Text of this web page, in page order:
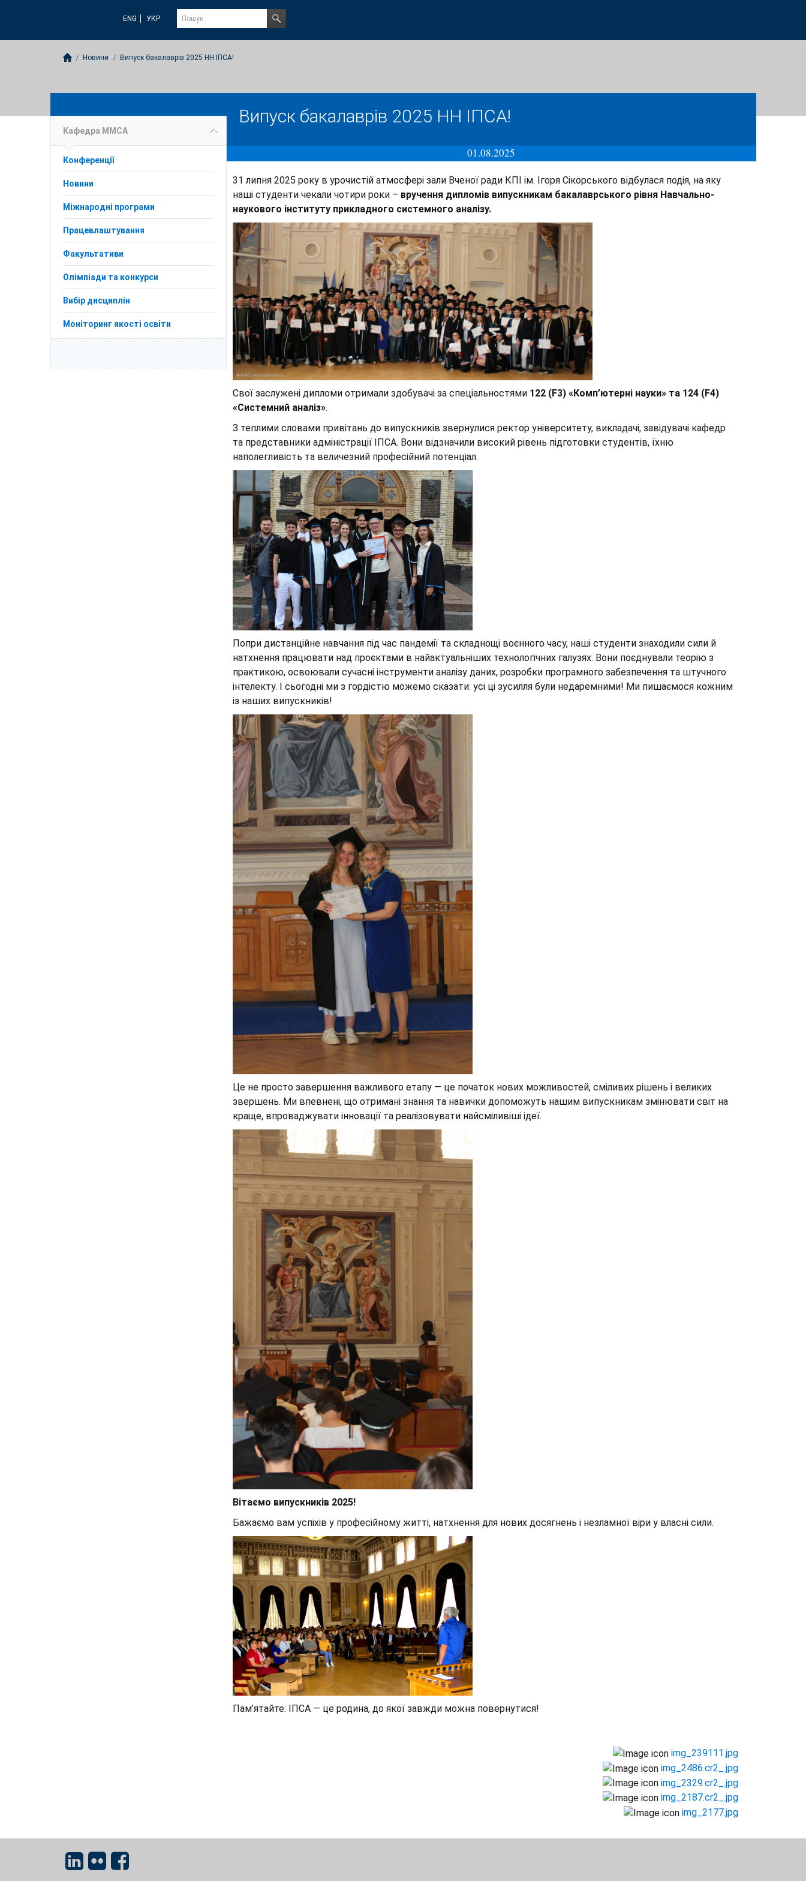
ENG УКР
Новини Випуск бакалаврів 2025 НН ІПСА!
Випуск бакалаврів 2025 НН ІПСА!
Кафедра ММСА
Конференції
Новини
Міжнародні програми
Працевлаштування
Факультативи
Олімпіади та конкурси
Вибір дисциплін
Моніторинг якості освіти
01.08.2025
31 липня 2025 року в урочистій атмосфері зали Вченої ради КПІ ім. Ігоря Сікорського відбулася подія, на яку
наші студенти чекали чотири роки – вручення дипломів випускникам бакалаврського рівня Навчально-
наукового інституту прикладного системного аналізу.
Свої заслужені дипломи отримали здобувачі за спеціальностями 122 (F3) «Комп’ютерні науки» та 124 (F4)
«Системний аналіз».
З теплими словами привітань до випускників звернулися ректор університету, викладачі, завідувачі кафедр
та представники адміністрації ІПСА. Вони відзначили високий рівень підготовки студентів, їхню
наполегливість та величезний професійний потенціал.
Попри дистанційне навчання під час пандемії та складнощі воєнного часу, наші студенти знаходили сили й
натхнення працювати над проєктами в найактуальніших технологічних галузях. Вони поєднували теорію з
практикою, освоювали сучасні інструменти аналізу даних, розробки програмного забезпечення та штучного
інтелекту. І сьогодні ми з гордістю можемо сказати: усі ці зусилля були недаремними! Ми пишаємося кожним
із наших випускників!
Це не просто завершення важливого етапу — це початок нових можливостей, сміливих рішень і великих
звершень. Ми впевнені, що отримані знання та навички допоможуть нашим випускникам змінювати світ на
краще, впроваджувати інновації та реалізовувати найсміливіші ідеї.
Вітаємо випускників 2025!
Бажаємо вам успіхів у професійному житті, натхнення для нових досягнень і незламної віри у власні сили.
Пам’ятайте: ІПСА — це родина, до якої завжди можна повернутися!
img_239111.jpg
img_2486.cr2_.jpg
img_2329.cr2_.jpg
img_2187.cr2_.jpg
img_2177.jpg